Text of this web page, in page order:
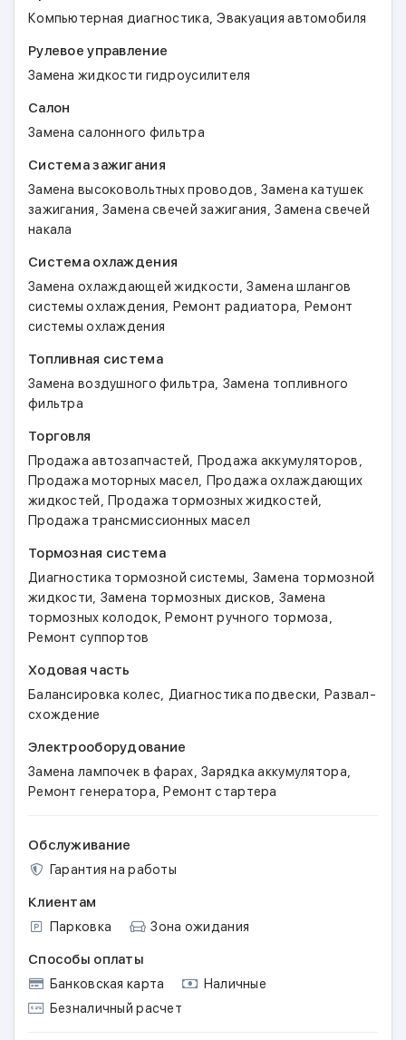
Компьютерная диагностика,Эвакуация автомобиля
Рулевое управление
Замена жидкости гидроусилителя
Салон
Замена салонного фильтра
Система зажигания
Замена высоковольтных проводов,Замена катушек
зажигания,Замена свечей зажигания,Замена свечей
накала
Система охлаждения
Замена охлаждающей жидкости,Замена шлангов
системы охлаждения, Ремонт радиатора, Ремонт
системы охлаждения
Топливная система
Замена воздушного фильтра, Замена топливного
фильтра
Торговля
Продажа автозапчастей, Продажа аккумуляторов,
Продажа моторных масел, Продажа охлаждающих
жидкостей,Продажа тормозных жидкостей,
Продажа трансмиссионных масел
Тормозная система
Диагностика тормозной системы, Замена тормозной
жидкости, Замена тормозных дисков, Замена
тормозных колодок,Ремонт ручного тормоза,
Ремонт суппортов
Ходовая часть
Балансировка колес, Диагностика подвески, Развал-
схождение
Электрооборудование
Замена лампочек в фарах,Зарядка аккумулятора,
Ремонт генератора,Ремонт стартера
Обслуживание
Гарантия на работы
Клиентам
Парковка Зона ожидания
Способы оплаты
Банковская карта
Наличные
Безналичный расчет